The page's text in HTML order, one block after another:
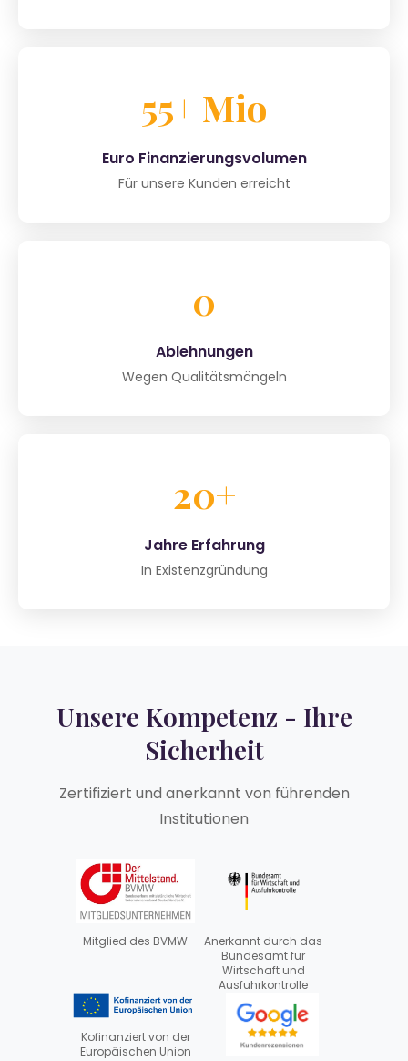
55+ Mio
Euro Finanzierungsvolumen
Für unsere Kunden erreicht
0
Ablehnungen
Wegen Qualitätsmängeln
20+
Jahre Erfahrung
In Existenzgründung
Unsere Kompetenz - Ihre
Sicherheit
Zertifiziert und anerkannt von führenden
Institutionen
Mitglied des BVMW
Anerkannt durch das
Bundesamt für
Wirtschaft und
Ausfuhrkontrolle
Kofinanziert von der
Europäischen Union